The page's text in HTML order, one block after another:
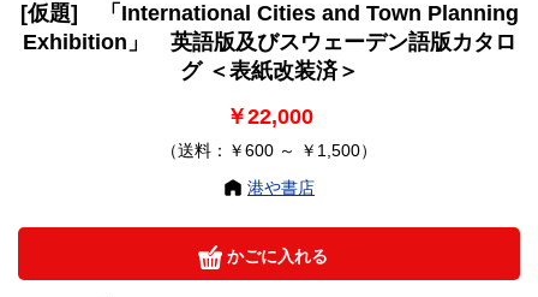
[仮題] 「International Cities and Town Planning
Exhibition」 英語版及びスウェーデン語版カタロ
グ ＜表紙改装済＞
￥22,000
（送料：￥600 ～ ￥1,500）
港や書店
かごに入れる